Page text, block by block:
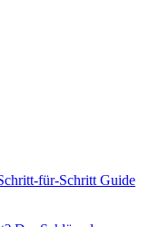
für-Schritt Guide